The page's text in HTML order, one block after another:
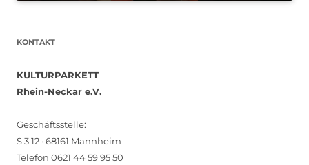
KONTAKT
KULTURPARKETT
Rhein-Neckar e.V.
Geschäftsstelle:
S 3 12 · 68161 Mannheim
Telefon 0621 44 59 95 50